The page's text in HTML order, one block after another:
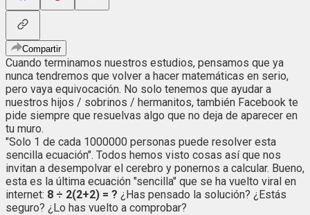
Compartir
Cuando terminamos nuestros estudios, pensamos que ya
nunca tendremos que volver a hacer matemáticas en serio,
pero vaya equivocación. No solo tenemos que ayudar a
nuestros hijos / sobrinos / hermanitos, también Facebook te
pide siempre que resuelvas algo que no deja de aparecer en
tu muro.
"Solo 1 de cada 1000000 personas puede resolver esta
sencilla ecuación". Todos hemos visto cosas así que nos
invitan a desempolvar el cerebro y ponernos a calcular. Bueno,
esta es la última ecuación "sencilla" que se ha vuelto viral en
internet: 8 ÷ 2(2+2) = ? ¿Has pensado la solución? ¿Estás
seguro? ¿Lo has vuelto a comprobar?